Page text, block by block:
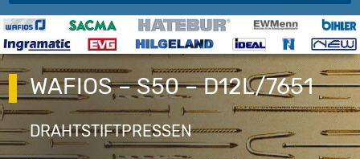
WAFIOS – S50 – D12L/7651
DRAHTSTIFTPRESSEN